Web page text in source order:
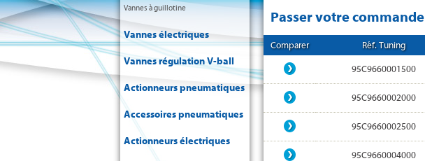
Vannes à guillotine
Vannes électriques
Vannes régulation V-ball
Actionneurs pneumatiques
Accessoires pneumatiques
Actionneurs électriques
Passer votre commande
Comparer Réf. Tuning
95C9660001500
95C9660002000
95C9660002500
95C9660004000